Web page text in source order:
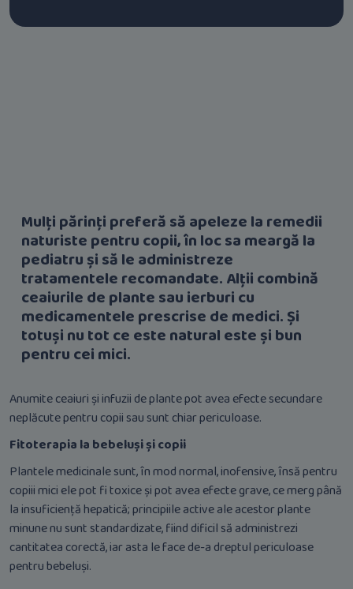
Mulți părinți preferă să apeleze la remedii
naturiste pentru copii, în loc sa meargă la
pediatru și să le administreze
tratamentele recomandate. Alții combină
ceaiurile de plante sau ierburi cu
medicamentele prescrise de medici. Și
totuși nu tot ce este natural este și bun
pentru cei mici.
Anumite ceaiuri și infuzii de plante pot avea efecte secundare
neplăcute pentru copii sau sunt chiar periculoase.
Fitoterapia la bebeluși și copii
Plantele medicinale sunt, în mod normal, inofensive, însă pentru
copiii mici ele pot fi toxice și pot avea efecte grave, ce merg până
la insuficiență hepatică; principiile active ale acestor plante
minune nu sunt standardizate, fiind dificil să administrezi
cantitatea corectă, iar asta le face de-a dreptul periculoase
pentru bebeluși.